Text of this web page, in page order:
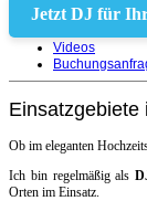
Referenzen
Videos
Jetzt DJ für
Einsatzgebiete
Ob im eleganten
Ich bin regelmäßig als
Orten im Einsatz.